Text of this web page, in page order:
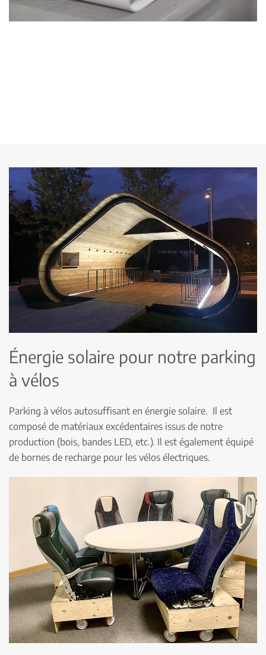
Énergie solaire pour notre parking
à vélos
Parking à vélos autosuffisant en énergie solaire. Il est
composé de matériaux excédentaires issus de notre
production (bois, bandes LED, etc.). Il est également équipé
de bornes de recharge pour les vélos électriques.